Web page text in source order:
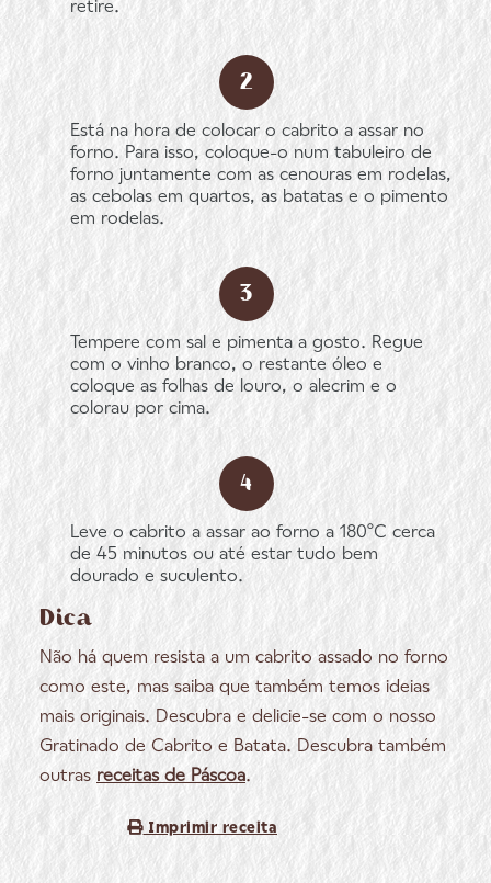
retire.
Está na hora de colocar o cabrito a assar no
forno. Para isso, coloque-o num tabuleiro de
forno juntamente com as cenouras em rodelas,
as cebolas em quartos, as batatas e o pimento
em rodelas.
Tempere com sal e pimenta a gosto. Regue
com o vinho branco, o restante óleo e
coloque as folhas de louro, o alecrim e o
colorau por cima.
Leve o cabrito a assar ao forno a 180ºC cerca
de 45 minutos ou até estar tudo bem
dourado e suculento.
Dica
Não há quem resista a um cabrito assado no forno
como este, mas saiba que também temos ideias
mais originais. Descubra e delicie-se com o nosso
Gratinado de Cabrito e Batata. Descubra também
outras receitas de Páscoa.
Imprimir receita